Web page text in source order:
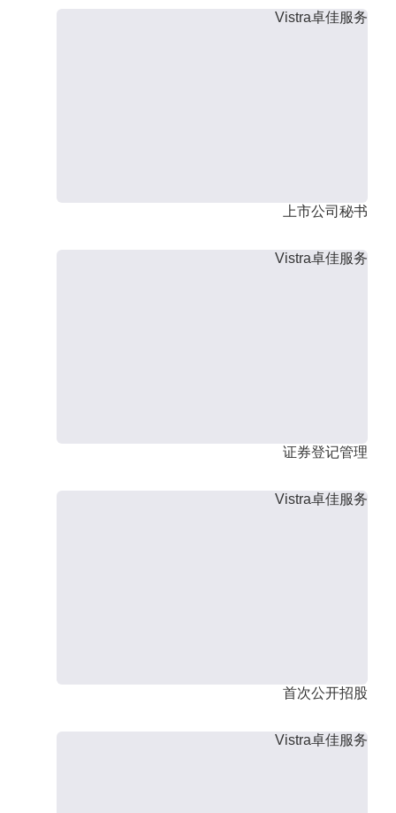
Vistra卓佳服务
上市公司秘书
Vistra卓佳服务
证券登记管理
Vistra卓佳服务
首次公开招股
Vistra卓佳服务